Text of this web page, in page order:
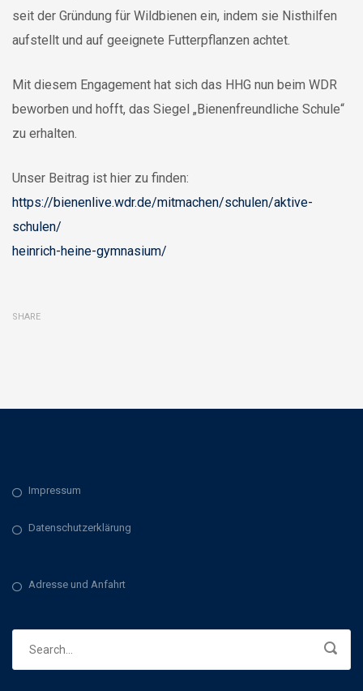
seit der Gründung für Wildbienen ein, indem sie Nisthilfen
aufstellt und auf geeignete Futterpflanzen achtet.
Mit diesem Engagement hat sich das HHG nun beim WDR
beworben und hofft, das Siegel „Bienenfreundliche Schule“
zu erhalten.
Unser Beitrag ist hier zu finden:
https://bienenlive.wdr.de/mitmachen/schulen/aktive-
schulen/
heinrich-heine-gymnasium/
SHARE
Impressum
Datenschutzerklärung
Adresse und Anfahrt